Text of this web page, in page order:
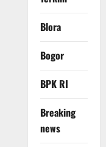
Blora
Bogor
BPK RI
Breaking
news